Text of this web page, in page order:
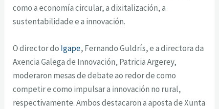
como a economía circular, a dixitalización, a
sustentabilidade e a innovación.
O director do Igape, Fernando Guldrís, e a directora da
Axencia Galega de Innovación, Patricia Argerey,
moderaron mesas de debate ao redor de como
competir e como impulsar a innovación no rural,
respectivamente. Ambos destacaron a aposta de Xunta